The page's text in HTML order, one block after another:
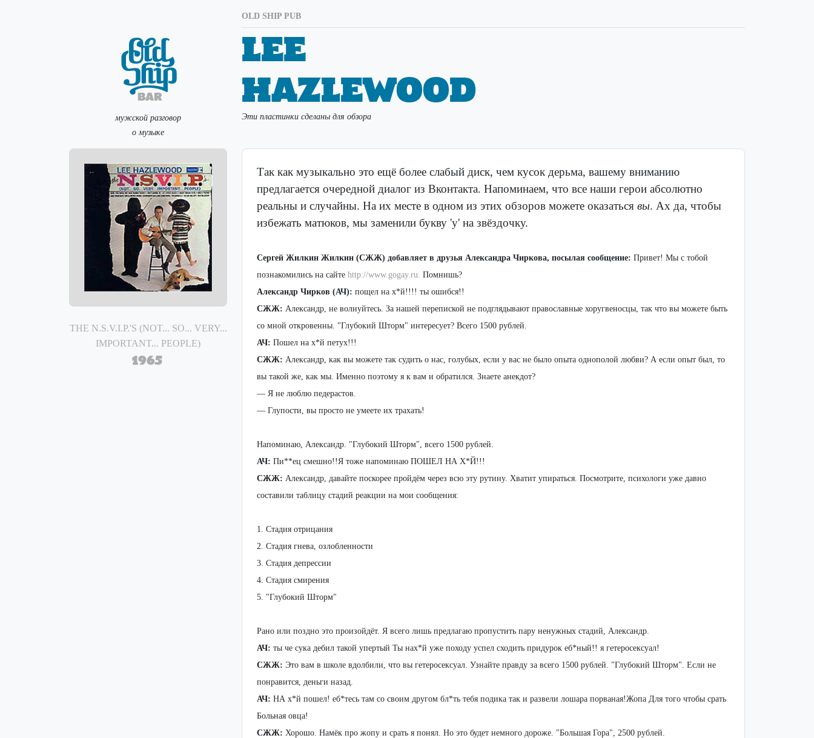
мужской разговор
о музыке
OLD SHIP PUB
Lee
Hazlewood
Эти пластинки сделаны для обзора
THE N.S.V.I.P.'S (NOT... SO... VERY...
IMPORTANT... PEOPLE)
1965
Так как музыкально это ещё более слабый диск, чем кусок дерьма, вашему вниманию
предлагается очередной диалог из Вконтакта. Напоминаем, что все наши герои абсолютно
реальны и случайны. На их месте в одном из этих обзоров можете оказаться вы. Ах да, чтобы
избежать матюков, мы заменили букву 'у' на звёздочку.
Сергей Жилкин Жилкин (СЖЖ) добавляет в друзья Александра Чиркова, посылая сообщение: Привет! Мы с тобой
познакомились на сайте http://www.gogay.ru. Помнишь?
Александр Чирков (АЧ): пощел на х*й!!!! ты ошибся!!
СЖЖ: Александр, не волнуйтесь. За нашей перепиской не подглядывают православные хоругвеносцы, так что вы можете быть
со мной откровенны. "Глубокий Шторм" интересует? Всего 1500 рублей.
АЧ: Пошел на х*й петух!!!
СЖЖ: Александр, как вы можете так судить о нас, голубых, если у вас не было опыта однополой любви? А если опыт был, то
вы такой же, как мы. Именно поэтому я к вам и обратился. Знаете анекдот?
— Я не люблю педерастов.
— Глупости, вы просто не умеете их трахать!
Напоминаю, Александр. "Глубокий Шторм", всего 1500 рублей.
АЧ: Пи**ец смешно!!Я тоже напоминаю ПОШЕЛ НА Х*Й!!!
СЖЖ: Александр, давайте поскорее пройдём через всю эту рутину. Хватит упираться. Посмотрите, психологи уже давно
составили таблицу стадий реакции на мои сообщения:
1. Стадия отрицания
2. Стадия гнева, озлобленности
3. Стадия депрессии
4. Стадия смирения
5. "Глубокий Шторм"
Рано или поздно это произойдёт. Я всего лишь предлагаю пропустить пару ненужных стадий, Александр.
АЧ: ты че сука дебил такой упертый Ты нах*й уже походу успел сходить придурок еб*ный!! я гетеросексуал!
СЖЖ: Это вам в школе вдолбили, что вы гетеросексуал. Узнайте правду за всего 1500 рублей. "Глубокий Шторм". Если не
понравится, деньги назад.
АЧ: НА х*й пошел! еб*тесь там со своим другом бл*ть тебя подика так и развели лошара порваная!Жопа Для того чтобы срать
Больная овца!
СЖЖ: Хорошо. Намёк про жопу и срать я понял. Но это будет немного дороже. "Большая Гора", 2500 рублей.